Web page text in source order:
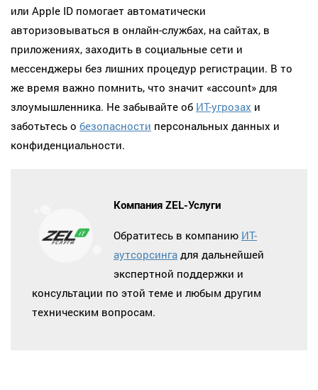
или Apple ID помогает автоматически
авторизовываться в онлайн-службах, на сайтах, в
приложениях, заходить в социальные сети и
мессенджеры без лишних процедур регистрации. В то
же время важно помнить, что значит «account» для
злоумышленника. Не забывайте об ИТ-угрозах и
заботьтесь о безопасности персональных данных и
конфиденциальности.
Компания ZEL-Услуги
Обратитесь в компанию ИТ-
аутсорсинга для дальнейшей
экспертной поддержки и
консультации по этой теме и любым другим
техническим вопросам.